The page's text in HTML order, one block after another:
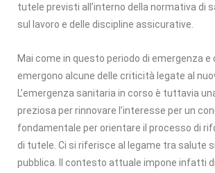
tutele previsti all’interno della normativa di
sul lavoro e delle discipline assicurative.
Mai come in questo periodo di emergenza e
emergono alcune delle criticità legate al
L’emergenza sanitaria in corso è tuttavia
preziosa per rinnovare l’interesse per un
fondamentale per orientare il processo di
di tutele. Ci si riferisce al legame tra salute
pubblica. Il contesto attuale impone infatti